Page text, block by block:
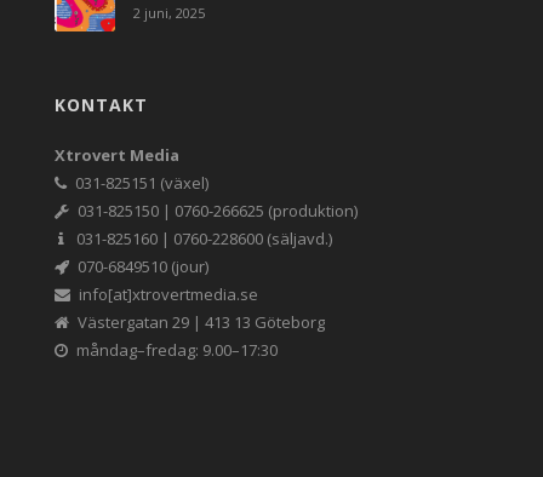
2 juni, 2025
KONTAKT
Xtrovert Media
031-825151 (växel)
031-825150 | 0760-266625 (produktion)
031-825160 | 0760-228600 (säljavd.)
070-6849510 (jour)
info[at]xtrovertmedia.se
Västergatan 29 | 413 13 Göteborg
måndag–fredag: 9.00–17:30